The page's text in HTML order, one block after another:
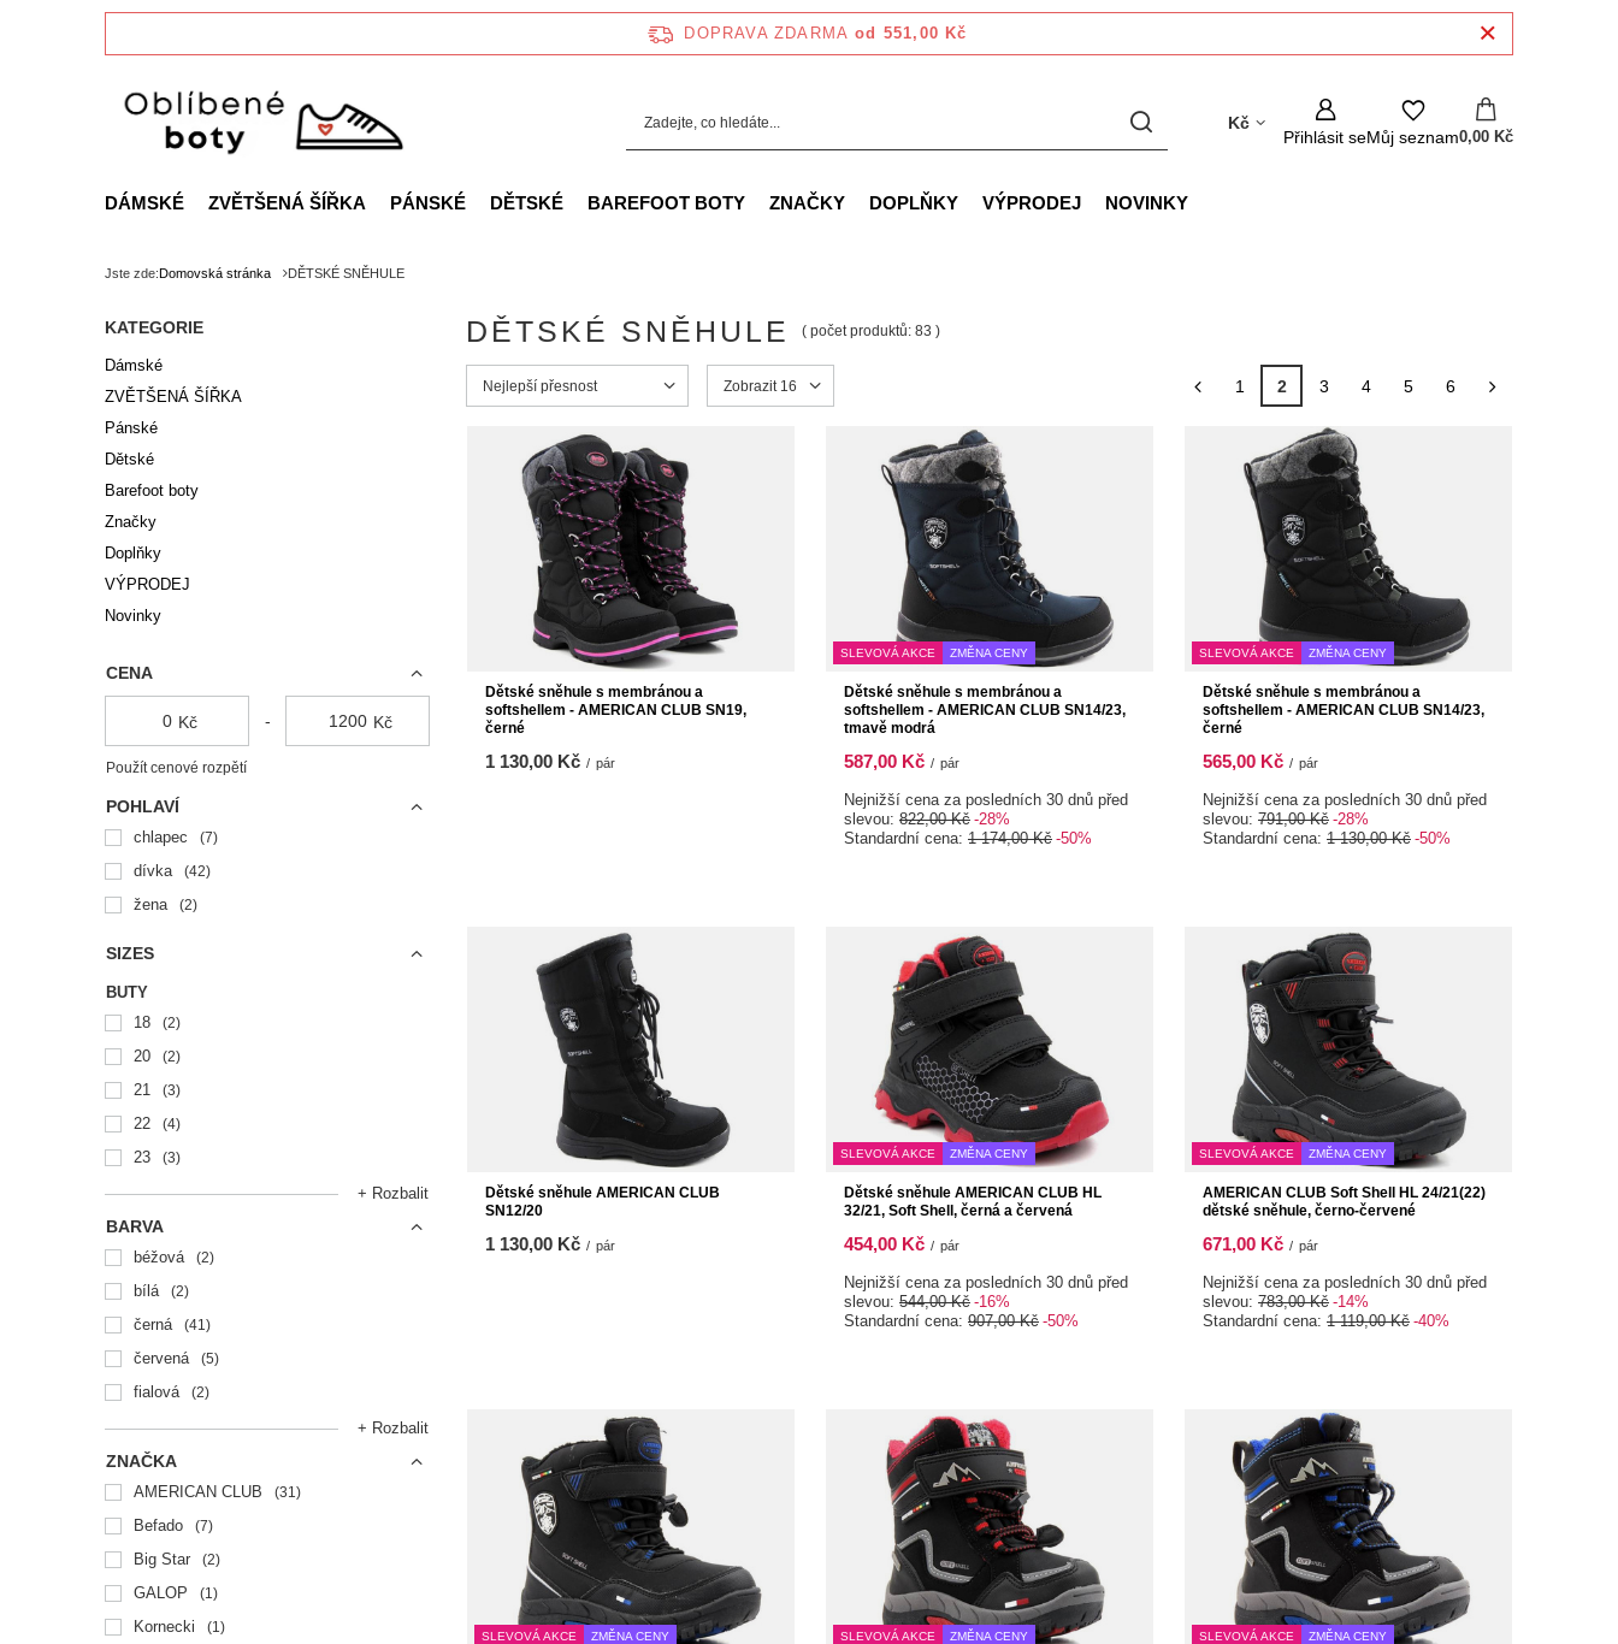
DOPRAVA ZDARMA od 551,00 Kč
Kč
Přihlásit seMůj seznam0,00 Kč
DÁMSKÉ ZVĚTŠENÁ ŠÍŘKA PÁNSKÉ DĚTSKÉ BAREFOOT BOTY ZNAČKY DOPLŇKY VÝPRODEJ NOVINKY
Jste zde:Domovská stránka DĚTSKÉ SNĚHULE
KATEGORIE
Dámské
ZVĚTŠENÁ ŠÍŘKA
Pánské
Dětské
Barefoot boty
Značky
Doplňky
VÝPRODEJ
Novinky
CENA
Kč - Kč
Použít cenové rozpětí
POHLAVÍ
chlapec 7
dívka 42
žena 2
SIZES
BUTY
18
2
20 2
21 3
22 4
23 3
+ Rozbalit
BARVA
béžová 2
bílá 2
černá 41
červená 5
fialová 2
+ Rozbalit
ZNAČKA
AMERICAN CLUB 31
Befado 7
Big Star 2
GALOP 1
Kornecki 1
DĚTSKÉ SNĚHULE ( počet produktů: 83 )
Zmień sortowanie
Nejlepší přesnost Zmień ilość wyświetlanych produktów
Zobrazit 16 1 2 3 4 5 6
Dětské sněhule s membránou a
softshellem - AMERICAN CLUB SN19,
černé
1 130,00 Kč / pár
SLEVOVÁ AKCE ZMĚNA CENY
Dětské sněhule s membránou a
softshellem - AMERICAN CLUB SN14/23,
tmavě modrá
587,00 Kč / pár
Nejnižší cena za posledních 30 dnů před
slevou: 822,00 Kč -28%
Standardní cena: 1 174,00 Kč -50%
SLEVOVÁ AKCE ZMĚNA CENY
Dětské sněhule s membránou a
softshellem - AMERICAN CLUB SN14/23,
černé
565,00 Kč / pár
Nejnižší cena za posledních 30 dnů před
slevou: 791,00 Kč -28%
Standardní cena: 1 130,00 Kč -50%
Dětské sněhule AMERICAN CLUB
SN12/20
1 130,00 Kč / pár
SLEVOVÁ AKCE ZMĚNA CENY
Dětské sněhule AMERICAN CLUB HL
32/21, Soft Shell, černá a červená
454,00 Kč / pár
Nejnižší cena za posledních 30 dnů před
slevou: 544,00 Kč -16%
Standardní cena: 907,00 Kč -50%
SLEVOVÁ AKCE ZMĚNA CENY
AMERICAN CLUB Soft Shell HL 24/21(22)
dětské sněhule, černo-červené
671,00 Kč / pár
Nejnižší cena za posledních 30 dnů před
slevou: 783,00 Kč -14%
Standardní cena: 1 119,00 Kč -40%
SLEVOVÁ AKCE ZMĚNA CENY SLEVOVÁ AKCE ZMĚNA CENY SLEVOVÁ AKCE ZMĚNA CENY